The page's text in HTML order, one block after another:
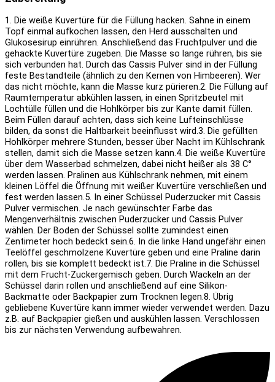
1. Die weiße Kuvertüre für die Füllung hacken. Sahne in einem
Topf einmal aufkochen lassen, den Herd ausschalten und
Glukosesirup einrühren. Anschließend das Fruchtpulver und die
gehackte Kuvertüre zugeben. Die Masse so lange rühren, bis sie
sich verbunden hat. Durch das Cassis Pulver sind in der Füllung
feste Bestandteile (ähnlich zu den Kernen von Himbeeren). Wer
das nicht möchte, kann die Masse kurz pürieren.2. Die Füllung auf
Raumtemperatur abkühlen lassen, in einen Spritzbeutel mit
Lochtülle füllen und die Hohlkörper bis zur Kante damit füllen.
Beim Füllen darauf achten, dass sich keine Lufteinschlüsse
bilden, da sonst die Haltbarkeit beeinflusst wird.3. Die gefüllten
Hohlkörper mehrere Stunden, besser über Nacht im Kühlschrank
stellen, damit sich die Masse setzen kann.4. Die weiße Kuvertüre
über dem Wasserbad schmelzen, dabei nicht heißer als 38 C°
werden lassen. Pralinen aus Kühlschrank nehmen, mit einem
kleinen Löffel die Öffnung mit weißer Kuvertüre verschließen und
fest werden lassen.5. In einer Schüssel Puderzucker mit Cassis
Pulver vermischen. Je nach gewünschter Farbe das
Mengenverhältnis zwischen Puderzucker und Cassis Pulver
wählen. Der Boden der Schüssel sollte zumindest einen
Zentimeter hoch bedeckt sein.6. In die linke Hand ungefähr einen
Teelöffel geschmolzene Kuvertüre geben und eine Praline darin
rollen, bis sie komplett bedeckt ist.7. Die Praline in die Schüssel
mit dem Frucht-Zuckergemisch geben. Durch Wackeln an der
Schüssel darin rollen und anschließend auf eine Silikon-
Backmatte oder Backpapier zum Trocknen legen.8. Übrig
gebliebene Kuvertüre kann immer wieder verwendet werden. Dazu
z.B. auf Backpapier gießen und auskühlen lassen. Verschlossen
bis zur nächsten Verwendung aufbewahren.